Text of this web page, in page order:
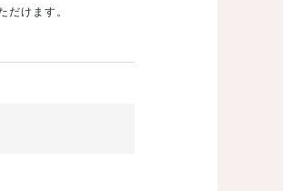
けます。